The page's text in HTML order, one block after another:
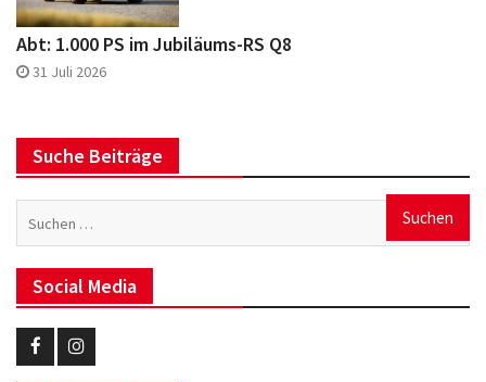
Abt: 1.000 PS im Jubiläums-RS Q8
31 Juli 2026
Suche Beiträge
Suchen
nach:
Social Media
EurotunerEurotuner